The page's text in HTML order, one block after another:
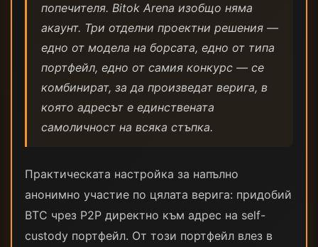
попечителя. Bitok Arena изобщо няма
акаунт. Три отделни проектни решения —
едно от модела на борсата, едно от типа
портфейл, едно от самия конкурс — се
комбинират, за да произведат верига, в
която адресът е единствената
самоличност на всяка стъпка.
Практическата настройка за напълно
анонимно участие по цялата верига: придобий
BTC чрез P2P директно към адрес на self-
custody портфейл. От този портфейл влез в